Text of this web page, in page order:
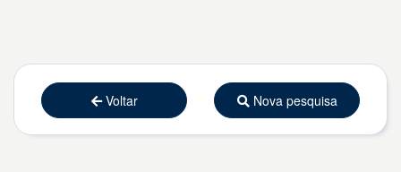
Voltar Nova pesquisa